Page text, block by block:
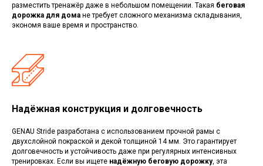
разместить тренажёр даже в небольшом помещении. Такая беговая
дорожка для дома не требует сложного механизма складывания,
экономя ваше время и пространство.
Надёжная конструкция и долговечность
GENAU Stride разработана с использованием прочной рамы с
двухслойной покраской и декой толщиной 14 мм. Это гарантирует
долговечность и устойчивость даже при регулярных интенсивных
тренировках. Если вы ищете надёжную беговую дорожку, эта